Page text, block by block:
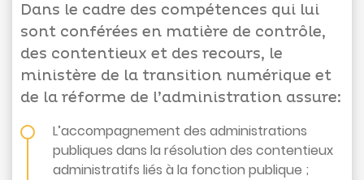
Dans le cadre des compétences qui lui
sont conférées en matière de contrôle,
des contentieux et des recours, le
ministère de la transition numérique et
de la réforme de l’administration assure:
L’accompagnement des administrations
publiques dans la résolution des contentieux
administratifs liés à la fonction publique ;